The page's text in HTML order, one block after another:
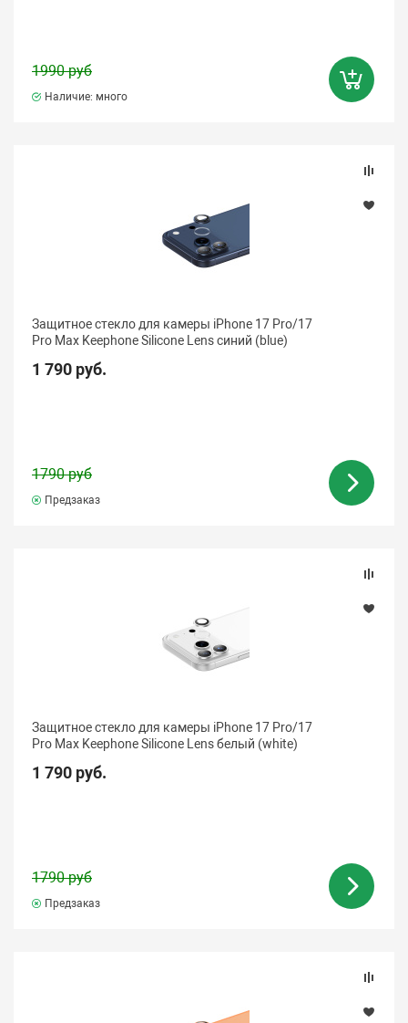
1990 руб
Наличие: много
Защитное стекло для камеры iPhone 17 Pro/17
Pro Max Keephone Silicone Lens синий (blue)
1 790 руб.
1790 руб
Предзаказ
Защитное стекло для камеры iPhone 17 Pro/17
Pro Max Keephone Silicone Lens белый (white)
1 790 руб.
1790 руб
Предзаказ